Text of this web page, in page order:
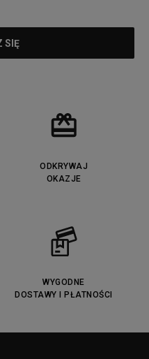
ODKRYWAJ
OKAZJE
WYGODNE
DOSTAWY I PŁATNOŚCI